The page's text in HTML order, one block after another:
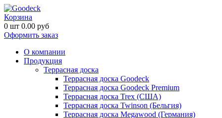
Корзина
0 шт 0.00 руб
Оформить заказ
О компании
Продукция
Террасная доска
Террасная доска Goodeck
Террасная доска Goodeck Premium
Террасная доска Trex (США)
Террасная доска Twinson (Бельгия)
Террасная доска Megawood (Германия)